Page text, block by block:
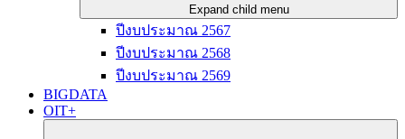
Expand child menu
ปีงบประมาณ 2567
ปีงบประมาณ 2568
ปีงบประมาณ 2569
BIGDATA
OIT+